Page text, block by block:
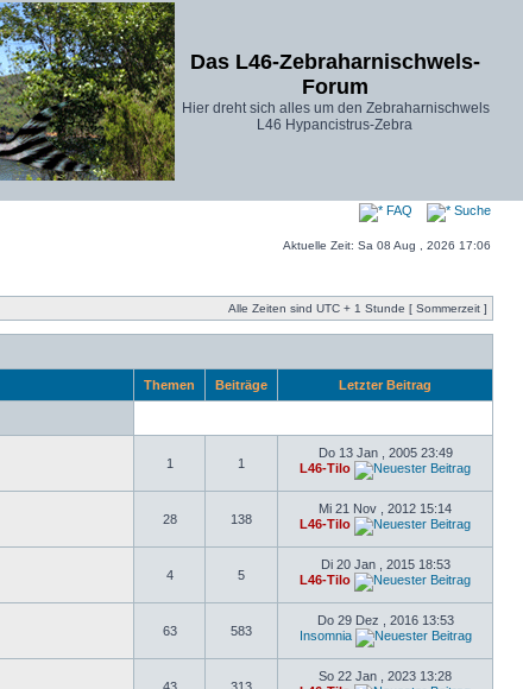
Das L46-Zebraharnischwels-
Forum
Hier dreht sich alles um den Zebraharnischwels
L46 Hypancistrus-Zebra
FAQ Suche
Aktuelle Zeit: Sa 08 Aug , 2026 17:06
Alle Zeiten sind UTC + 1 Stunde [ Sommerzeit ]
Themen Beiträge Letzter Beitrag
1 1
Do 13 Jan , 2005 23:49
L46-Tilo
28 138
Mi 21 Nov , 2012 15:14
L46-Tilo
4 5
Di 20 Jan , 2015 18:53
L46-Tilo
63 583
Do 29 Dez , 2016 13:53
Insomnia
So 22 Jan , 2023 13:28